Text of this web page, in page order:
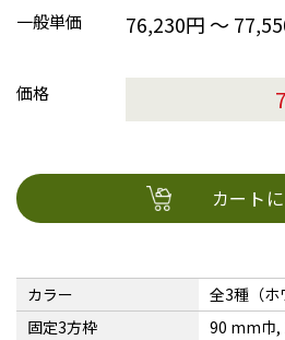
一般単価
76,230円 ～
価格
カート
カラー
全3種（ホ
固定3方枠
90 mm巾,